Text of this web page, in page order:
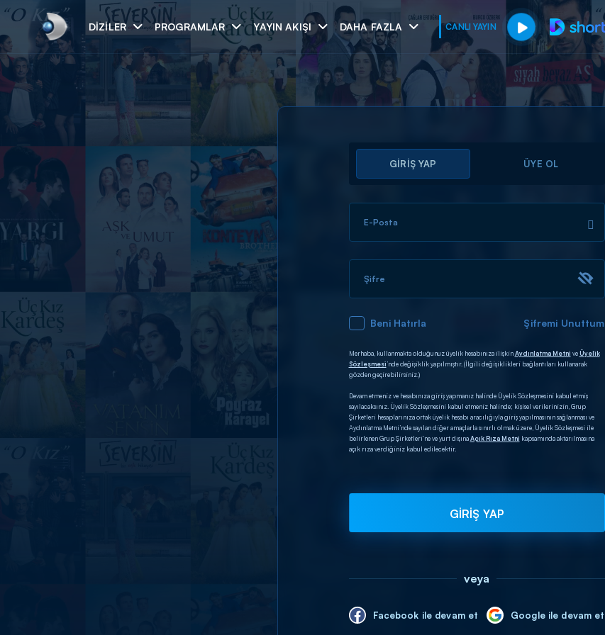
DIZILER PROGRAMLAR YAYIN AKIŞI DAHA FAZLA CANLI YAYIN
Arama
ARAMA SONUÇLARI
GİRİŞ YAP ÜYE OL
E-Posta
Şifre
Beni Hatırla Şifremi Unuttum
Merhaba, kullanmakta olduğunuz üyelik hesabınıza ilişkinAydınlatma Metni veÜyelik
Sözleşmesi’nde değişiklik yapılmıştır. (İlgili değişiklikleri bağlantıları kullanarak
gözden geçirebilirsiniz.)
Devam etmeniz ve hesabınıza giriş yapmanız halinde Üyelik Sözleşmesini kabul etmiş
sayılacaksınız. Üyelik Sözleşmesini kabul etmeniz halinde; kişisel verilerinizin, Grup
Şirketleri hesaplarınıza ortak üyelik hesabı aracılığıyla giriş yapılmasının sağlanması ve
Aydınlatma Metni’nde sayılan diğer amaçlarla sınırlı olmak üzere, Üyelik Sözleşmesi ile
belirlenen Grup Şirketleri’ne ve yurt dışınaAçık Rıza Metni kapsamında aktarılmasına
açık rıza verdiğiniz kabul edilecektir.
GİRİŞ YAP
veya
Facebook ile devam et Google ile devam et